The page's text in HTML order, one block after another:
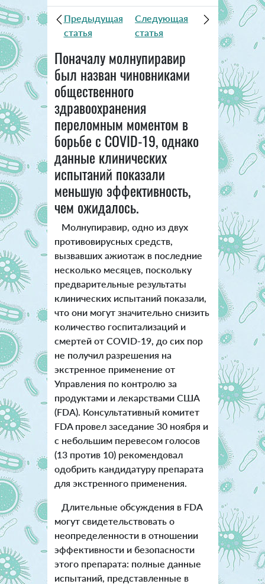
Предыдущая
статья
Следующая
статья
Поначалу молнупиравир
был назван чиновниками
общественного
здравоохранения
переломным моментом в
борьбе с COVID-19, однако
данные клинических
испытаний показали
меньшую эффективность,
чем ожидалось.
Молнупиравир, одно из двух
противовирусных средств,
вызвавших ажиотаж в последние
несколько месяцев, поскольку
предварительные результаты
клинических испытаний показали,
что они могут значительно снизить
количество госпитализаций и
смертей от COVID-19, до сих пор
не получил разрешения на
экстренное применение от
Управления по контролю за
продуктами и лекарствами США
(FDA). Консультативный комитет
FDA провел заседание 30 ноября и
с небольшим перевесом голосов
(13 против 10) рекомендовал
одобрить кандидатуру препарата
для экстренного применения.
Длительные обсуждения в FDA
могут свидетельствовать о
неопределенности в отношении
эффективности и безопасности
этого препарата: полные данные
испытаний, представленные в